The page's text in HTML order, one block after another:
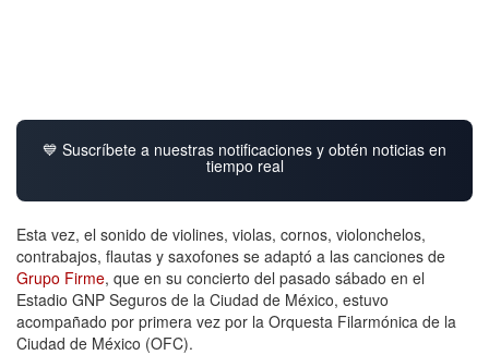
💙 Suscríbete a nuestras notificaciones y obtén noticias en
tiempo real
Esta vez, el sonido de violines, violas, cornos, violonchelos,
contrabajos, flautas y saxofones se adaptó a las canciones de
Grupo Firme, que en su concierto del pasado sábado en el
Estadio GNP Seguros de la Ciudad de México, estuvo
acompañado por primera vez por la Orquesta Filarmónica de la
Ciudad de México (OFC).